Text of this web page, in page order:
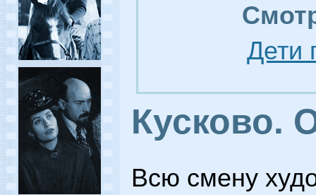
Дети
Кусково.
Всю смену